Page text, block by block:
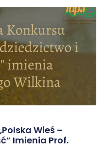
Wieś –
Imienia Prof.